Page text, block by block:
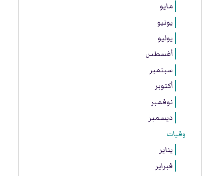
مايو
يونيو
يوليو
أغسطس
سبتمبر
أكتوبر
نوفمبر
ديسمبر
وفيات
يناير
فبراير